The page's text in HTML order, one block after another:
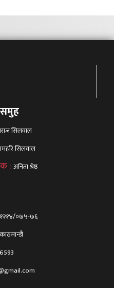
समुह
सिलवाल
सिलवाल
: अनिता श्रेष्ठ
१२१४/०७५-७६